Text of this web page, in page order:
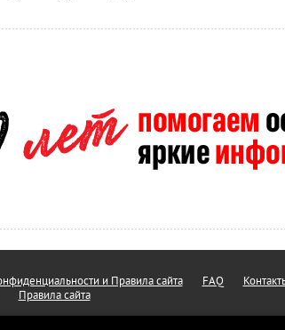
и Правила сайта FAQ
Правила сайта